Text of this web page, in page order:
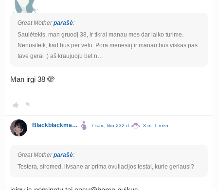
Great Motherparašė:
Saulėtekis, man gruodį 38, ir tikrai manau mes dar laiko turime.
Nenusiteik, kad bus per vėlu. Pora mėnesių ir manau bus viskas pas
tave gerai ;) aš kraujuoju bet n…
Man irgi 38 🫣
Blackblackmagic 7 sav., liko 232 d. 3 m. 1 mėn.
Great Motherparašė:
Testera, siromed, livsane ar prima ovuliacijos testai, kurie geriausi?